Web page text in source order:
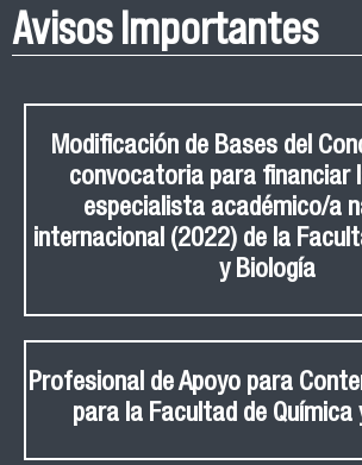
Avisos Importantes
Modificación de Bases del
convocatoria para financiar
especialista académico/a
internacional (2022) de la
y Biología
Profesional de Apoyo para
para la Facultad de Química